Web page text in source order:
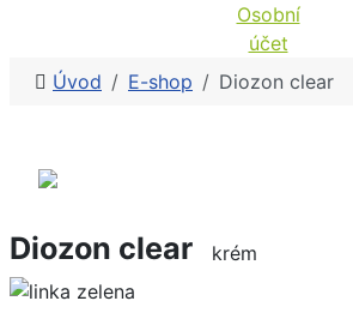
Osobní
účet
Úvod
E-shop Diozon clear
Diozon clear krém